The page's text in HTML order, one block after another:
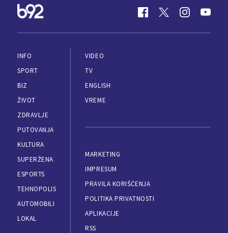
INFO
SPORT
BIZ
ŽIVOT
ZDRAVLJE
PUTOVANJA
KULTURA
SUPERŽENA
ESPORTS
TEHNOPOLIS
AUTOMOBILI
LOKAL
VIDEO
TV
ENGLISH
VREME
MARKETING
IMPRESUM
PRAVILA KORIŠĆENJA
POLITIKA PRIVATNOSTI
APLIKACIJE
RSS